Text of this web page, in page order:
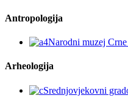
Antropologija
Arheologija